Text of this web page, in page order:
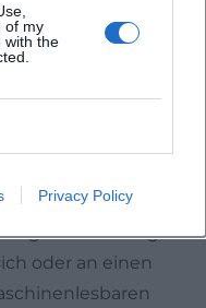
of my
with the
Privacy Policy
Aufenthalts, ihres
mutmaßlichen
besteht
wir auf Grundlage
eines Vertrags
oder an einen